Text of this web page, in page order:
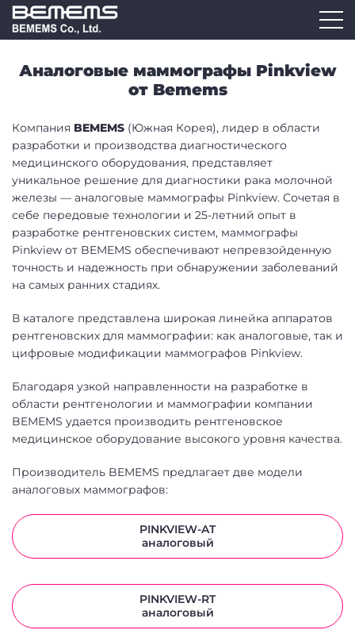
Аналоговые маммографы Pinkview
от Bemems
Компания BEMEMS (Южная Корея), лидер в области
разработки и производства диагностического
медицинского оборудования, представляет
уникальное решение для диагностики рака молочной
железы — аналоговые маммографы Pinkview. Сочетая в
себе передовые технологии и 25-летний опыт в
разработке рентгеновских систем, маммографы
Pinkview от BEMEMS обеспечивают непревзойденную
точность и надежность при обнаружении заболеваний
на самых ранних стадиях.
В каталоге представлена широкая линейка аппаратов
рентгеновских для маммографии: как аналоговые, так и
цифровые модификации маммографов Pinkview.
Благодаря узкой направленности на разработке в
области рентгенологии и маммографии компании
BEMEMS удается производить рентгеновское
медицинское оборудование высокого уровня качества.
Производитель BEMEMS предлагает две модели
аналоговых маммографов:
PINKVIEW-AT
аналоговый
PINKVIEW-RT
аналоговый